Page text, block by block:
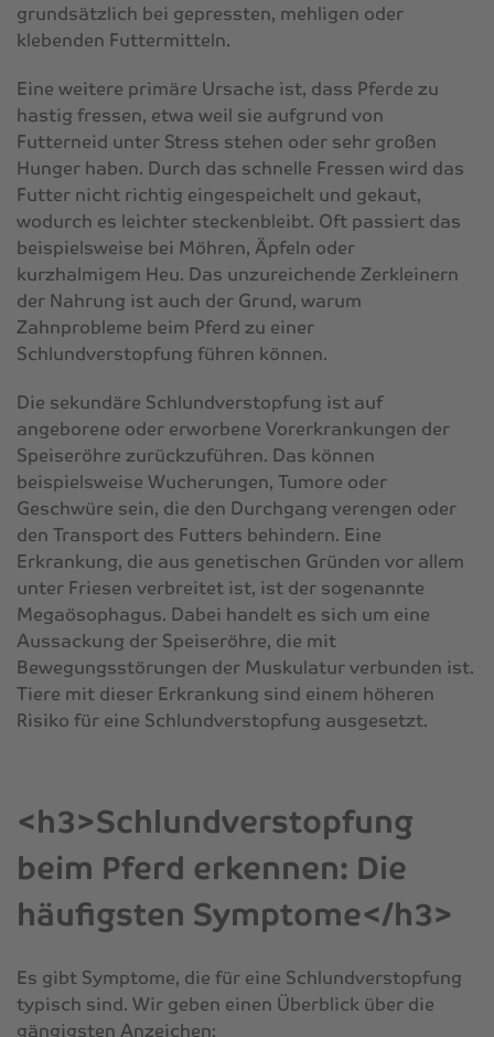
grundsätzlich bei gepressten, mehligen oder
klebenden Futtermitteln.
Eine weitere primäre Ursache ist, dass Pferde zu
hastig fressen, etwa weil sie aufgrund von
Futterneid unter Stress stehen oder sehr großen
Hunger haben. Durch das schnelle Fressen wird das
Futter nicht richtig eingespeichelt und gekaut,
wodurch es leichter steckenbleibt. Oft passiert das
beispielsweise bei Möhren, Äpfeln oder
kurzhalmigem Heu. Das unzureichende Zerkleinern
der Nahrung ist auch der Grund, warum
Zahnprobleme beim Pferd zu einer
Schlundverstopfung führen können.
Die sekundäre Schlundverstopfung ist auf
angeborene oder erworbene Vorerkrankungen der
Speiseröhre zurückzuführen. Das können
beispielsweise Wucherungen, Tumore oder
Geschwüre sein, die den Durchgang verengen oder
den Transport des Futters behindern. Eine
Erkrankung, die aus genetischen Gründen vor allem
unter Friesen verbreitet ist, ist der sogenannte
Megaösophagus. Dabei handelt es sich um eine
Aussackung der Speiseröhre, die mit
Bewegungsstörungen der Muskulatur verbunden ist.
Tiere mit dieser Erkrankung sind einem höheren
Risiko für eine Schlundverstopfung ausgesetzt.
<h3>Schlundverstopfung
beim Pferd erkennen: Die
häufigsten Symptome</h3>
Es gibt Symptome, die für eine Schlundverstopfung
typisch sind. Wir geben einen Überblick über die
gängigsten Anzeichen: